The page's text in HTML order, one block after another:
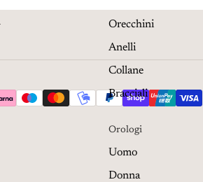
Orecchini
Anelli
Collane
Bracciali
Orologi
Uomo
Donna